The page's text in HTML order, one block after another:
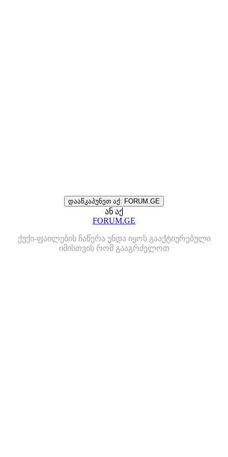
დააწკაპუნეთ აქ: FORUM.GE
ან აქ
FORUM.GE
ქუქი-ფაილების ჩაწერა უნდა იყოს გააქტიურებული
იმისთვის რომ გააგრძელოთ